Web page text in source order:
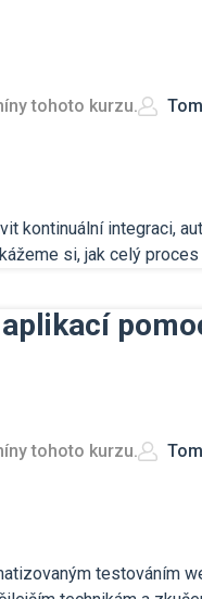
tohoto kurzu.
kontinuální integraci,
si, jak celý
tohoto kurzu.
testováním